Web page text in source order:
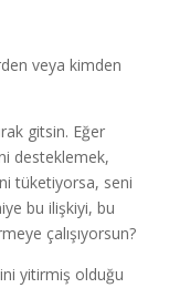
veya kimden
gitsin. Eğer
desteklemek,
tüketiyorsa, seni
bu ilişkiyi, bu
çalışıyorsun?
yitirmiş olduğu